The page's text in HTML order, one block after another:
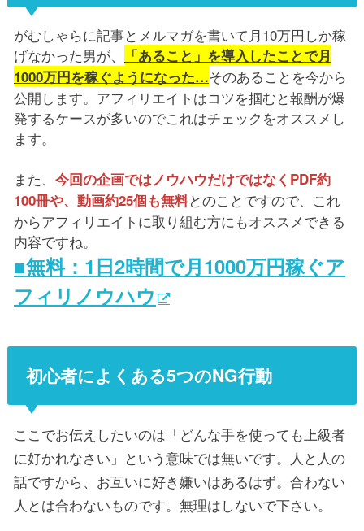
がむしゃらに記事とメルマガを書いて月10万円しか稼
げなかった男が、
「あること」を導入したことで月
1000万円を稼ぐようになった…そのあることを今から
公開します。アフィリエイトはコツを掴むと報酬が爆
発するケースが多いのでこれはチェックをオススメし
ます。
また、 今回の企画ではノウハウだけではなくPDF約
100冊や、動画約25個も無料とのことですので、これ
からアフィリエイトに取り組む方にもオススメできる
内容ですね。
■無料：1日2時間で月1000万円稼ぐア
フィリノウハウ
初心者によくある5つのNG行動
ここでお伝えしたいのは「どんな手を使っても上級者
に好かれなさい」という意味では無いです。人と人の
話ですから、お互いに好き嫌いはあるはず。合わない
人とは合わないものです。無理はしないで下さい。